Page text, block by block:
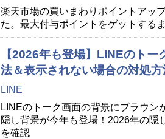
楽天市場の買いまわりポイントアッ
た。最大付与ポイントをゲットする
【2026年も登場】LINEのト
法＆表示されない場合の対処
LINE
LINEのトーク画面の背景にブラウン
隠し背景が今年も登場！2026年の隠
を確認